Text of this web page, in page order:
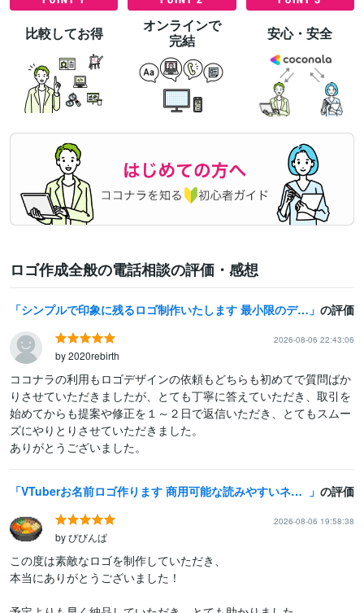
比較してお得
オンラインで
完結
安心・安全
ロゴ作成全般の電話相談の評価・感想
シンプルで印象に残るロゴ制作いたします 最小限のデザインで最大限の効果を魅せるロゴデザインをご提案！ の評価
2026-08-06 22:43:06
by 2020rebirth
ココナラの利用もロゴデザインの依頼もどちらも初めてで質問ばか
りさせていただきましたが、とても丁寧に答えていただき、取引を
始めてからも提案や修正を１～２日で返信いただき、とてもスムー
ズにやりとりさせていただきました。
ありがとうございました。
VTuberお名前ロゴ作ります 商用可能な読みやすいネームロゴを制作します！ の評価
2026-08-06 19:58:38
by びびんぱ
この度は素敵なロゴを制作していただき、
本当にありがとうございました！